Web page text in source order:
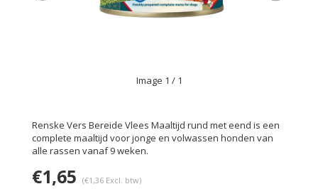
Image 1 / 1
Renske Vers Bereide Vlees Maaltijd rund met eend is een
complete maaltijd voor jonge en volwassen honden van
alle rassen vanaf 9 weken.
€1,65 (€1,36 Excl. btw)